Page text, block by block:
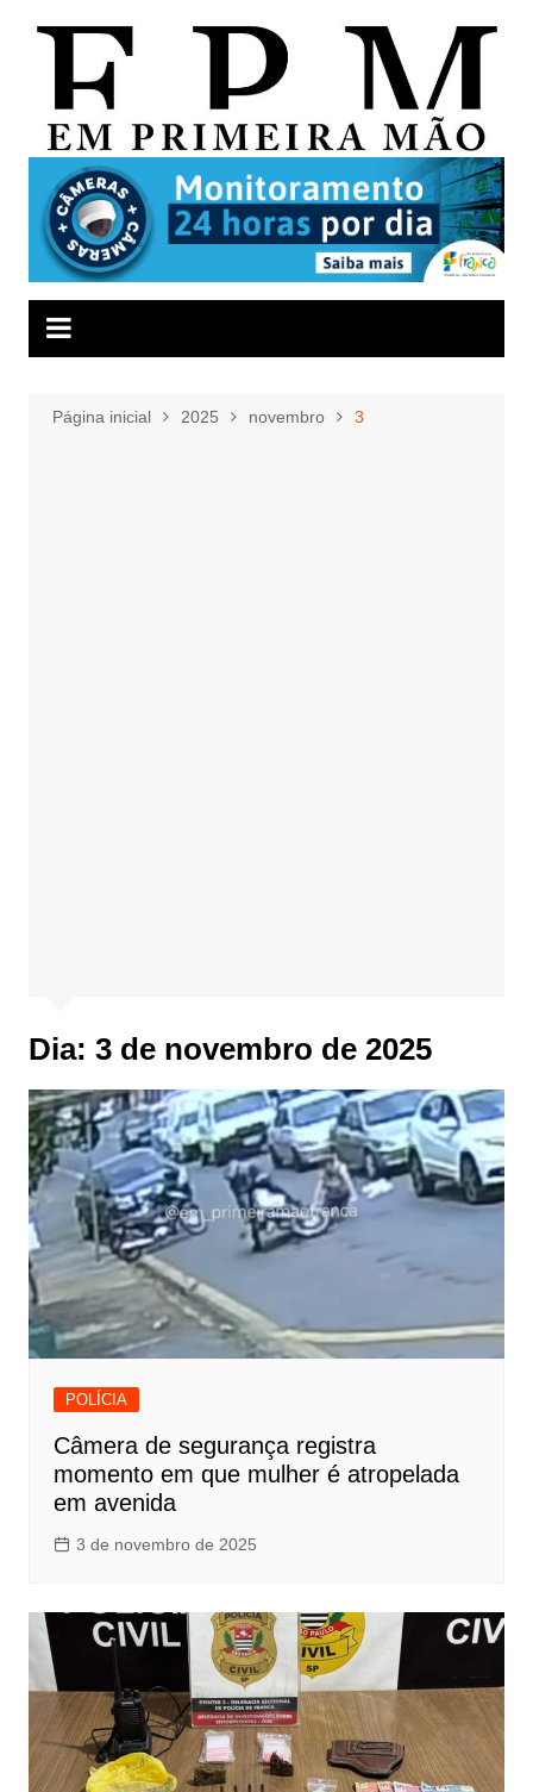
Página inicial 2025 novembro 3
Dia: 3 de novembro de 2025
POLÍCIA
Câmera de segurança registra
momento em que mulher é atropelada
em avenida
3 de novembro de 2025